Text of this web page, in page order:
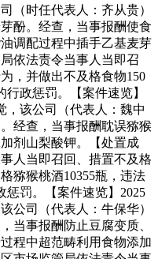
（时任代表人：齐从贵）
酚。经查，当事报酬使食
调配过程中插手乙基麦芽
依法责令当事人当即召
，并做出不及格食物150
政惩罚。【案件速览】
，该公司（代表人：魏中
经查，当事报酬耽误猕猴
剂山梨酸钾。【处置成
人当即召回、措置不及格
猕猴桃酒10355瓶，违法
惩罚。【案件速览】2025
公司（代表人：牛保华）
当事报酬防止豆腐变质、
程中超范畴利用食物添加